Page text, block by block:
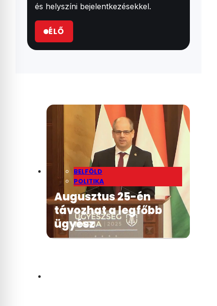
és helyszíni bejelentkezésekkel.
ÉLŐ
BELFÖLD
POLITIKA
Augusztus 25-én
távozhat a legfőbb
ügyész